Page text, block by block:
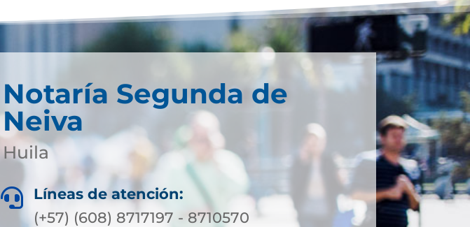
Notaría Segunda de
Neiva
Huila

Líneas de atención:
(+57) (608) 8717197 - 8710570